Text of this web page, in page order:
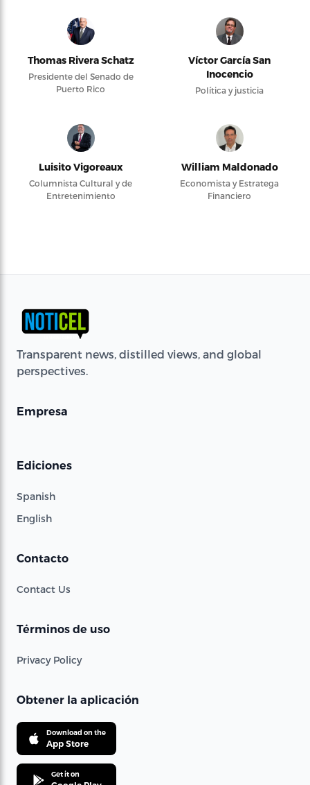
Thomas Rivera Schatz
Presidente del Senado de
Puerto Rico
Víctor García San
Inocencio
Política y justicia
Luisito Vigoreaux
Columnista Cultural y de
Entretenimiento
William Maldonado
Economista y Estratega
Financiero
Transparent news, distilled views, and global
perspectives.
Empresa
Ediciones
Spanish
English
Contacto
Contact Us
Términos de uso
Privacy Policy
Obtener la aplicación
Download on the
App Store
Get it on